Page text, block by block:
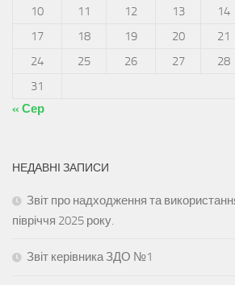
10
11 12 13 14
17
18 19 20 21
24
25 26 27 28
31
« Сер
НЕДАВНІ ЗАПИСИ
Звіт про надходження та
півріччя 2025 року.
Звіт керівника ЗДО №1